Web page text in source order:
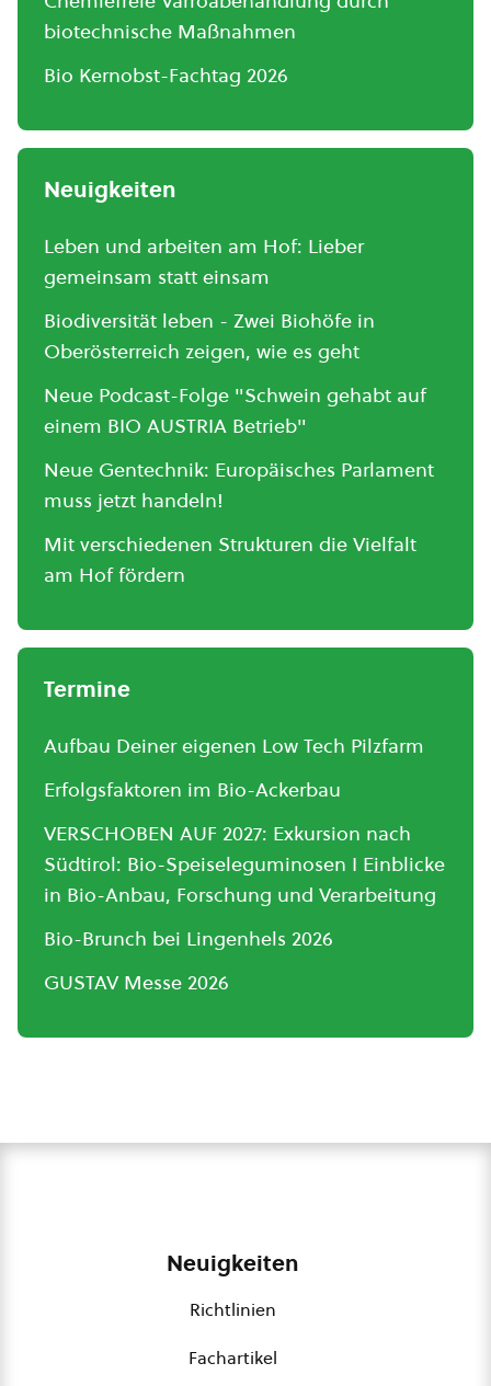
biotechnische Maßnahmen
Bio Kernobst-Fachtag 2026
Neuigkeiten
Leben und arbeiten am Hof: Lieber
gemeinsam statt einsam
Biodiversität leben - Zwei Biohöfe in
Oberösterreich zeigen, wie es geht
Neue Podcast-Folge "Schwein gehabt auf
einem BIO AUSTRIA Betrieb"
Neue Gentechnik: Europäisches Parlament
muss jetzt handeln!
Mit verschiedenen Strukturen die Vielfalt
am Hof fördern
Termine
Aufbau Deiner eigenen Low Tech Pilzfarm
Erfolgsfaktoren im Bio-Ackerbau
VERSCHOBEN AUF 2027: Exkursion nach
Südtirol: Bio-Speiseleguminosen I Einblicke
in Bio-Anbau, Forschung und Verarbeitung
Bio-Brunch bei Lingenhels 2026
GUSTAV Messe 2026
Neuigkeiten
Richtlinien
Fachartikel